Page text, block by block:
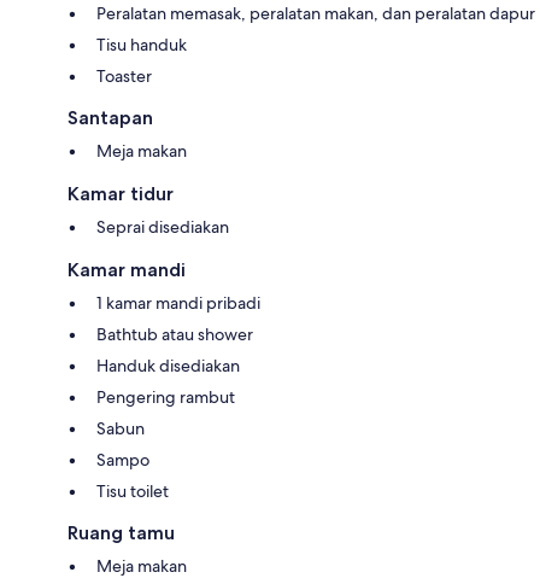
Peralatan memasak, peralatan makan, dan peralatan dapur
Tisu handuk
Toaster
Santapan
Meja makan
Kamar tidur
Seprai disediakan
Kamar mandi
1 kamar mandi pribadi
Bathtub atau shower
Handuk disediakan
Pengering rambut
Sabun
Sampo
Tisu toilet
Ruang tamu
Meja makan